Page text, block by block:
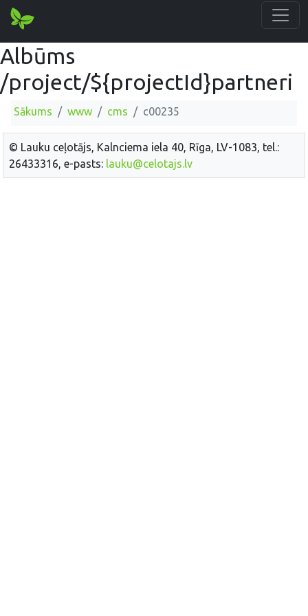
Albūms
/project/${projectId}partneri
Sākums www cms c00235
© Lauku ceļotājs, Kalnciema iela 40, Rīga, LV-1083, tel.:
26433316, e-pasts: lauku@celotajs.lv